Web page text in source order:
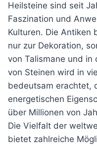
Heilsteine sind seit
Faszination und
Kulturen. Die Antiken
nur zur Dekoration,
von Talismane und in
von Steinen wird in
bedeutsam erachtet,
energetischen
über Millionen von
Die Vielfalt der
bietet zahlreiche